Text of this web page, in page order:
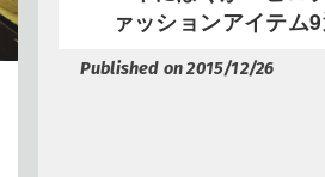
ァッションアイテム9
Published on 2015/12/26